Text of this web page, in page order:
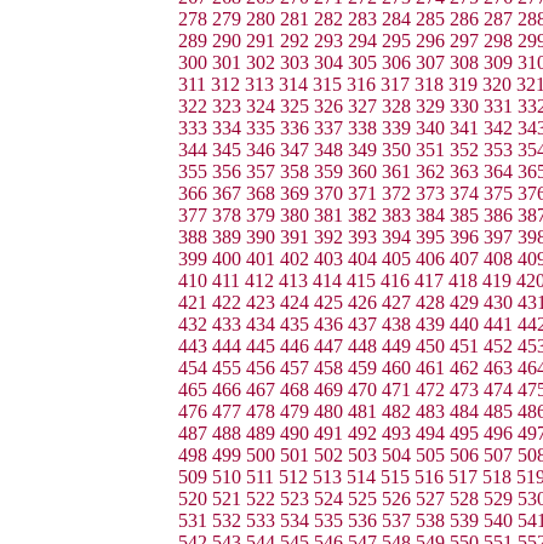
278 279 280 281 282 283 284 285 286 287
289 290 291 292 293 294 295 296 297 298
300 301 302 303 304 305 306 307 308 309
311 312 313 314 315 316 317 318 319 320
322 323 324 325 326 327 328 329 330 331
333 334 335 336 337 338 339 340 341 342
344 345 346 347 348 349 350 351 352 353
355 356 357 358 359 360 361 362 363 364
366 367 368 369 370 371 372 373 374 375
377 378 379 380 381 382 383 384 385 386
388 389 390 391 392 393 394 395 396 397
399 400 401 402 403 404 405 406 407 408
410 411 412 413 414 415 416 417 418 419
421 422 423 424 425 426 427 428 429 430
432 433 434 435 436 437 438 439 440 441
443 444 445 446 447 448 449 450 451 452
454 455 456 457 458 459 460 461 462 463
465 466 467 468 469 470 471 472 473 474
476 477 478 479 480 481 482 483 484 485
487 488 489 490 491 492 493 494 495 496
498 499 500 501 502 503 504 505 506 507
509 510 511 512 513 514 515 516 517 518
520 521 522 523 524 525 526 527 528 529
531 532 533 534 535 536 537 538 539 540